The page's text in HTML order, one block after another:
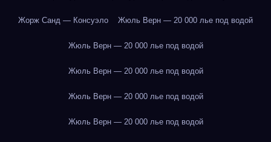
Жорж Санд — Консуэло Жюль Верн — 20 000 лье под водой
Жюль Верн — 20 000 лье под водой
Жюль Верн — 20 000 лье под водой
Жюль Верн — 20 000 лье под водой
Жюль Верн — 20 000 лье под водой